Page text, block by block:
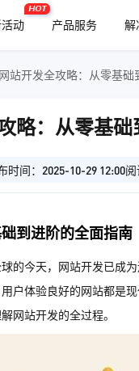
动
HOT
产品服务 解
网站开发全攻略：从零基
略：从零基
时间：2025-10-29 12:00
到进阶的全面指南
的今天，网站开发已成
户体验良好的网站都是
网站开发的全过程。